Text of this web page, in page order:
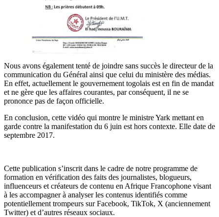
Nous avons également tenté de joindre sans succès le directeur de la
communication du Général ainsi que celui du ministère des médias.
En effet, actuellement le gouvernement togolais est en fin de mandat
et ne gère que les affaires courantes, par conséquent, il ne se
prononce pas de façon officielle.
En conclusion, cette vidéo qui montre le ministre Yark mettant en
garde contre la manifestation du 6 juin est hors contexte. Elle date de
septembre 2017.
Cette publication s’inscrit dans le cadre de notre programme de
formation en vérification des faits des journalistes, blogueurs,
influenceurs et créateurs de contenu en Afrique Francophone visant
à les accompagner à analyser les contenus identifiés comme
potentiellement trompeurs sur Facebook, TikTok, X (anciennement
Twitter) et d’autres réseaux sociaux.